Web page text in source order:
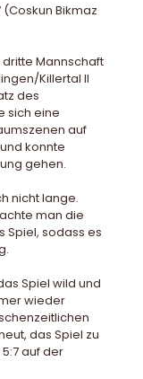
(Coskun Bikmaz
Mannschaft
Killertal II
des
sich eine
auf
konnte
gehen.
nicht lange.
man die
Spiel, sodass es
Spiel wild und
wieder
das Spiel zu
auf der